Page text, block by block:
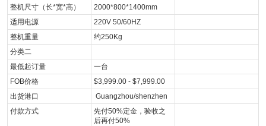
整机尺寸（长*宽*高）
2000*800*1400mm
适用电源
220V 50/60HZ
整机重量
约250Kg
分类二
最低起订量
一台
FOB价格
$3,999.00 - $7,999.00
出货港口
Guangzhou/shenzhen
付款方式
先付50%定金，验收之
后再付50%